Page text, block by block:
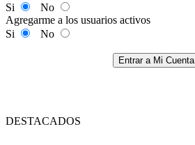
Si
No
Agregarme a los usuarios activos
Si
No
Entrar a Mi Cuenta
DESTACADOS